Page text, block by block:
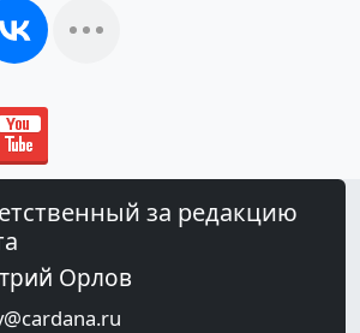
за редакцию
Орлов